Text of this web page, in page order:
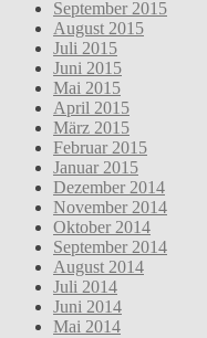
September 2015
August 2015
Juli 2015
Juni 2015
Mai 2015
April 2015
März 2015
Februar 2015
Januar 2015
Dezember 2014
November 2014
Oktober 2014
September 2014
August 2014
Juli 2014
Juni 2014
Mai 2014